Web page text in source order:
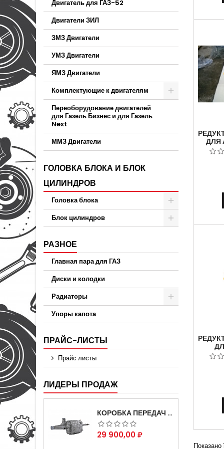
Двигатель для ГАЗ-52
Двигатели ЗИЛ
ЗМЗ Двигатели
УМЗ Двигатели
ЯМЗ Двигатели
Комплектующие к двигателям
Переоборудование двигателей
для Газель Бизнес и для Газель
Next
ММЗ Двигатели
ГОЛОВКА БЛОКА И БЛОК
ЦИЛИНДРОВ
Головка блока
Блок цилиндров
РАЗНОЕ
Главная пара для ГАЗ
Диски и колодки
Радиаторы
Упоры капота
ПРАЙС-ЛИСТЫ
Прайс листы
ЛИДЕРЫ ПРОДАЖ
КОРОБКА ПЕРЕДАЧ НА ДЛЯ АВТОМОБИЛЯ ГАЗЕЛЬ 3302 АРТИКУЛ 3302-1700010 (УСИЛЕННАЯ)
Цена
29 900,00 ₽
ДЛЯ
ГАЗ-
Показано